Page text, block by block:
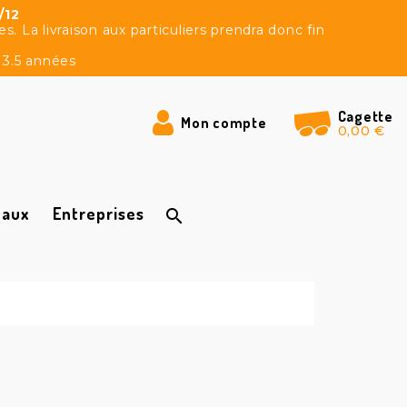
La livraison aux particuliers prendra donc fin
années
Mon compte Cagette
0,00 €
Entreprises 